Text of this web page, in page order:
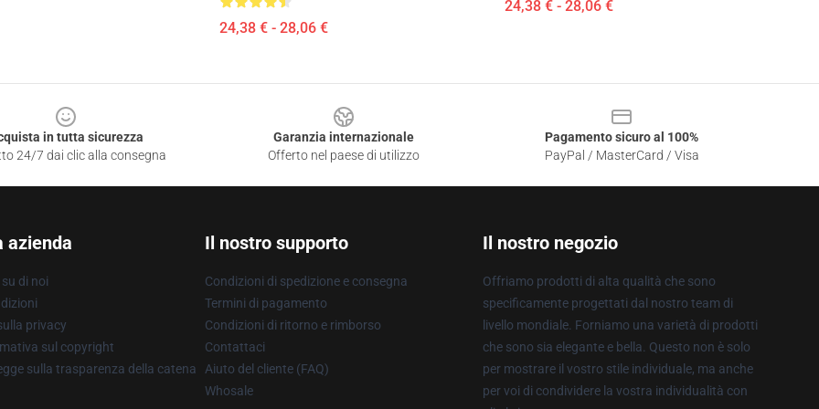
24,38 € - 28,06 €
24,38 € - 28,06 €
in tutta sicurezza
24/7 dai clic alla consegna
Garanzia internazionale
Offerto nel paese di utilizzo
Pagamento sicuro al 100%
PayPal / MasterCard / Visa
azienda
di noi
privacy
sul copyright
sulla trasparenza della catena
Il nostro supporto
Condizioni di spedizione e consegna
Termini di pagamento
Condizioni di ritorno e rimborso
Contattaci
Aiuto del cliente (FAQ)
Whosale
Il nostro negozio
Offriamo prodotti di alta qualità che sono
specificamente progettati dal nostro team di
livello mondiale. Forniamo una varietà di prodotti
che sono sia elegante e bella. Questo non è solo
per mostrare il vostro stile individuale, ma anche
per voi di condividere la vostra individualità con